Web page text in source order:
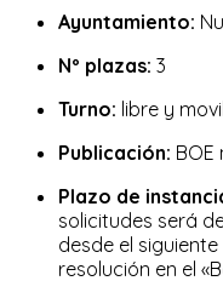
entrada:
la
Ayuntamiento:
Nº plazas: 3
Turno: libre y
Publicación: BOE
Plazo de
solicitudes será
desde el
resolución en el